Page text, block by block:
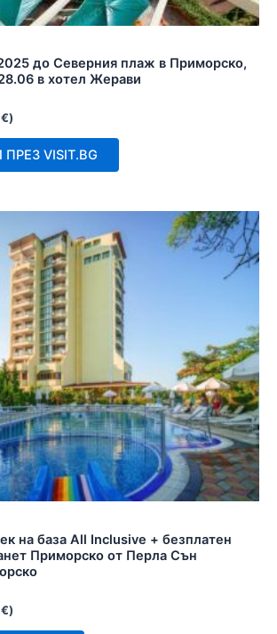
до Северния плаж в Приморско,
в хотел Жерави
€)
VISIT.BG
на база All Inclusive + безплатен
Приморско от Перла Сън
€)